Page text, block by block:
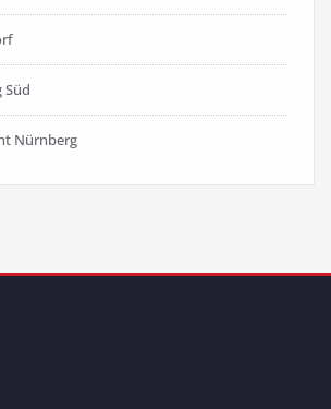
Süd
Nürnberg